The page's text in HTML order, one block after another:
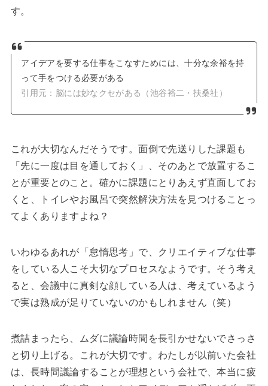
す。
アイデアを要する仕事をこなすためには、十分な余裕を持
って手をつける必要がある
引用元：脳には妙なクセがある（池谷裕二・扶桑社）
これが大切なんだそうです。面倒で先送りした課題も
「先に一度は目を通しておく」、そのあとで放置するこ
とが重要とのこと。確かに課題にとりあえず直面してお
くと、トイレやお風呂で突然解決方法を見つけることっ
てよくありますよね？
いわゆるあれが「怠惰思考」で、クリエイティブな仕事
をしている人こそ大切なプロセスなようです。そう考え
ると、会議中に真剣な顔している人は、考えているよう
で実は熟成が足りていないのかもしれません（笑）
煮詰まったら、ムダに議論時間を長引かせないでさっさ
と切り上げる。これが大切です。わたしが以前いた会社
は、長時間議論することが理想という会社で、本当に疲